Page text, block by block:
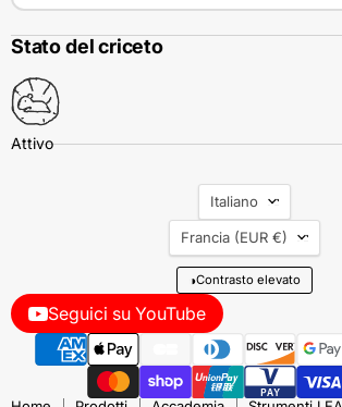
Stato del criceto
Seguici su YouTube
Lingua
Italiano
Nazione
Francia (EUR €)
◑Contrasto elevato